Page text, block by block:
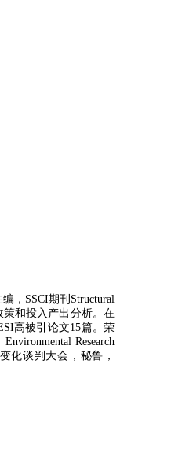
， SSCI期刊 Structural
和投入产出分析。在
高被引论文15篇。荣
Environmental Research
化谈判大会，秘鲁，